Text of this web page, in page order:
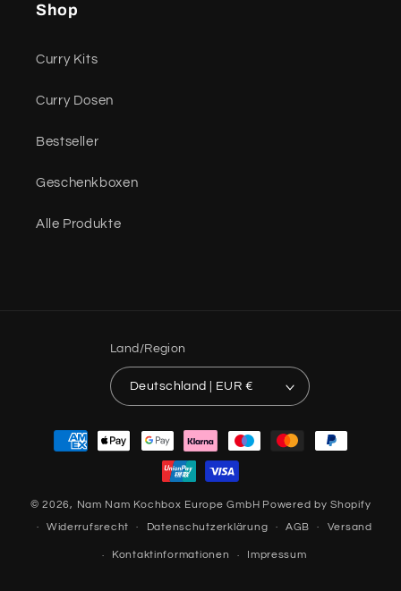
Shop
Curry Kits
Curry Dosen
Bestseller
Geschenkboxen
Alle Produkte
Land/Region
Deutschland | EUR €
Zahlungsmethoden
© 2026, Nam Nam Kochbox Europe GmbH Powered by Shopify
Widerrufsrecht Datenschutzerklärung AGB Versand
Kontaktinformationen Impressum